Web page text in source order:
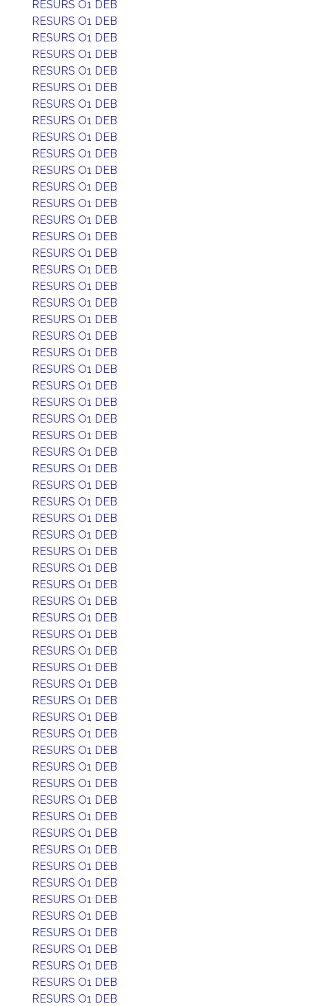
RESURS O1 DEB
RESURS O1 DEB
RESURS O1 DEB
RESURS O1 DEB
RESURS O1 DEB
RESURS O1 DEB
RESURS O1 DEB
RESURS O1 DEB
RESURS O1 DEB
RESURS O1 DEB
RESURS O1 DEB
RESURS O1 DEB
RESURS O1 DEB
RESURS O1 DEB
RESURS O1 DEB
RESURS O1 DEB
RESURS O1 DEB
RESURS O1 DEB
RESURS O1 DEB
RESURS O1 DEB
RESURS O1 DEB
RESURS O1 DEB
RESURS O1 DEB
RESURS O1 DEB
RESURS O1 DEB
RESURS O1 DEB
RESURS O1 DEB
RESURS O1 DEB
RESURS O1 DEB
RESURS O1 DEB
RESURS O1 DEB
RESURS O1 DEB
RESURS O1 DEB
RESURS O1 DEB
RESURS O1 DEB
RESURS O1 DEB
RESURS O1 DEB
RESURS O1 DEB
RESURS O1 DEB
RESURS O1 DEB
RESURS O1 DEB
RESURS O1 DEB
RESURS O1 DEB
RESURS O1 DEB
RESURS O1 DEB
RESURS O1 DEB
RESURS O1 DEB
RESURS O1 DEB
RESURS O1 DEB
RESURS O1 DEB
RESURS O1 DEB
RESURS O1 DEB
RESURS O1 DEB
RESURS O1 DEB
RESURS O1 DEB
RESURS O1 DEB
RESURS O1 DEB
RESURS O1 DEB
RESURS O1 DEB
RESURS O1 DEB
RESURS O1 DEB